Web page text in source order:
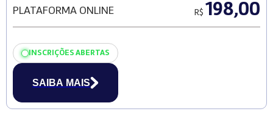
PLATAFORMA ONLINE R$ 198,00
INSCRIÇÕES ABERTAS
SAIBA MAIS